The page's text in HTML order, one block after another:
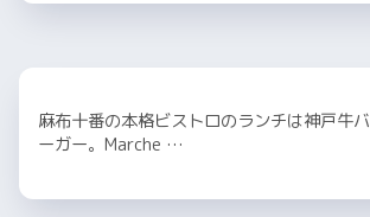
麻布十番の本格ビストロのランチは神戸牛バ
ーガー。Marche …